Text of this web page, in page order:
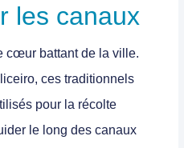
les canaux
cœur battant de la ville.
ces traditionnels
pour la récolte
le long des canaux